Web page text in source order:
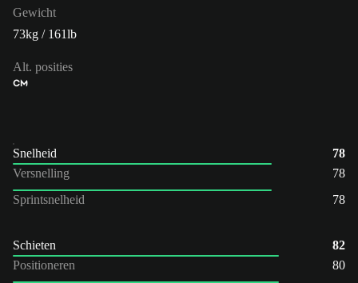
Gewicht
73kg / 161lb
Alt. posities
CM
Snelheid
78
Versnelling
78
Sprintsnelheid
78
Schieten
82
Positioneren
80